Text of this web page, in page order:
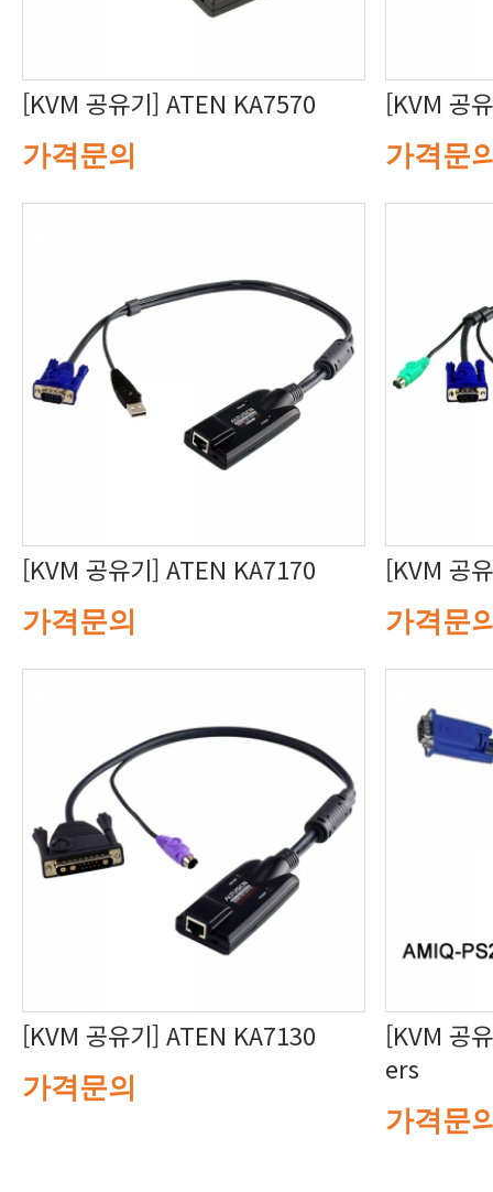
[KVM 공유기] ATEN KA7570
가격문의
[KVM 공
가격문
[KVM 공유기] ATEN KA7170
가격문의
[KVM 공
가격문
[KVM 공유기] ATEN KA7130
가격문의
ers
가격문